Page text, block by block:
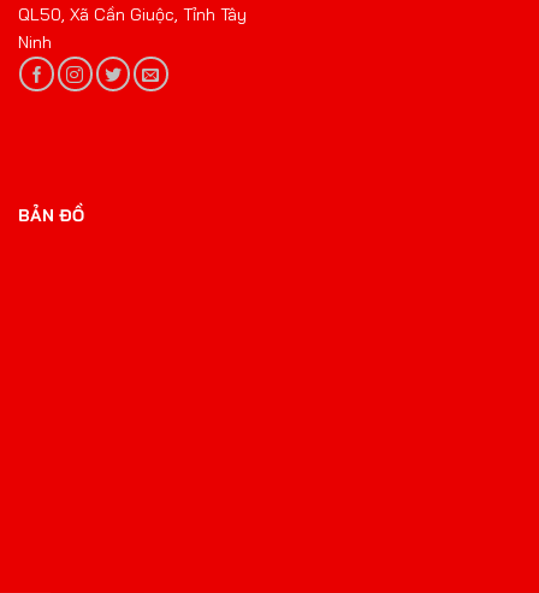
QL50, Xã Cần Giuộc, Tỉnh Tây
Ninh
BẢN ĐỒ